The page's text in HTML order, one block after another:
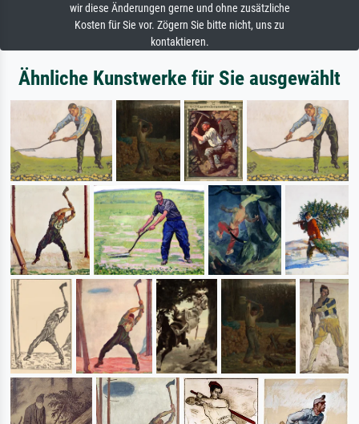
wir diese Änderungen gerne und ohne zusätzliche
Kosten für Sie vor. Zögern Sie bitte nicht, uns zu
kontaktieren.
Ähnliche Kunstwerke für Sie ausgewählt